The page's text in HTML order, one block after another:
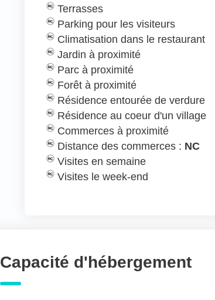
Terrasses
Parking pour les visiteurs
Climatisation dans le restaurant
Jardin à proximité
Parc à proximité
Forêt à proximité
Résidence entourée de verdure
Résidence au coeur d'un village
Commerces à proximité
Distance des commerces : NC
Visites en semaine
Visites le week-end
Capacité d'hébergement